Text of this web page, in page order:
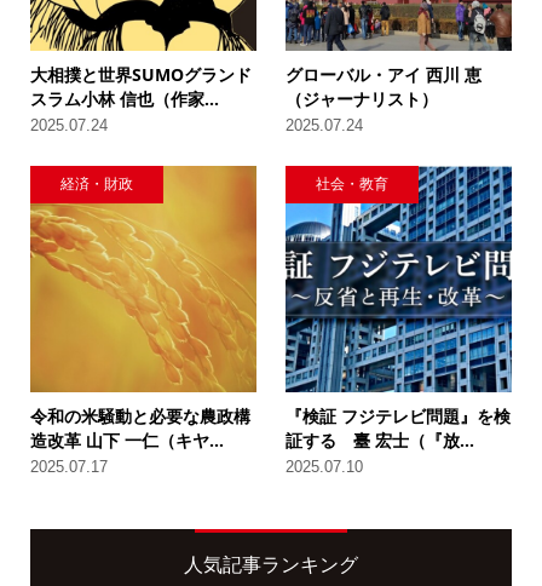
大相撲と世界SUMOグランド
スラム小林 信也（作家...
2025.07.24
グローバル・アイ 西川 恵
（ジャーナリスト）
2025.07.24
経済・財政
令和の米騒動と必要な農政構
造改革 山下 一仁（キヤ...
2025.07.17
社会・教育
『検証 フジテレビ問題』を検
証する 臺 宏士（『放...
2025.07.10
人気記事ランキング